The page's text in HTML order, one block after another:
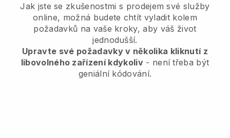
Jak jste se zkušenostmi s prodejem své služby
online, možná budete chtít vyladit kolem
požadavků na vaše kroky, aby váš život
jednodušší.
Upravte své požadavky v několika kliknutí z
libovolného zařízení kdykoliv- není třeba být
geniální kódování.